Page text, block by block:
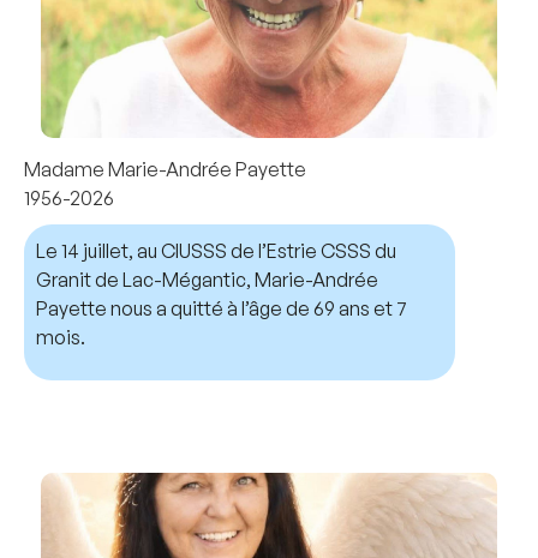
Madame Marie-Andrée Payette
1956-2026
Le 14 juillet, au CIUSSS de l’Estrie CSSS du
Granit de Lac-Mégantic, Marie-Andrée
Payette nous a quitté à l’âge de 69 ans et 7
mois.